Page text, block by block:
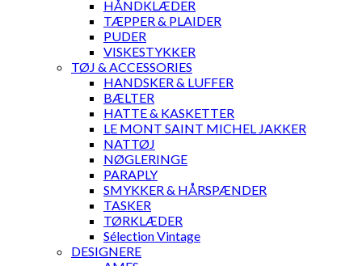
HÅNDKLÆDER
TÆPPER & PLAIDER
PUDER
VISKESTYKKER
TØJ & ACCESSORIES
HANDSKER & LUFFER
BÆLTER
HATTE & KASKETTER
LE MONT SAINT MICHEL JAKKER
NATTØJ
NØGLERINGE
PARAPLY
SMYKKER & HÅRSPÆNDER
TASKER
TØRKLÆDER
Sélection Vintage
DESIGNERE